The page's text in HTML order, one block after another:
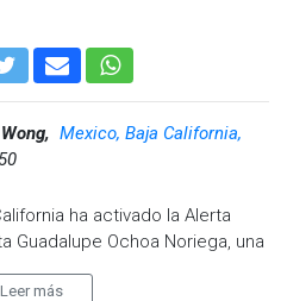
Mexico, Baja California,
ha activado la Alerta
Guadalupe Ochoa Noriega, una
Leer más